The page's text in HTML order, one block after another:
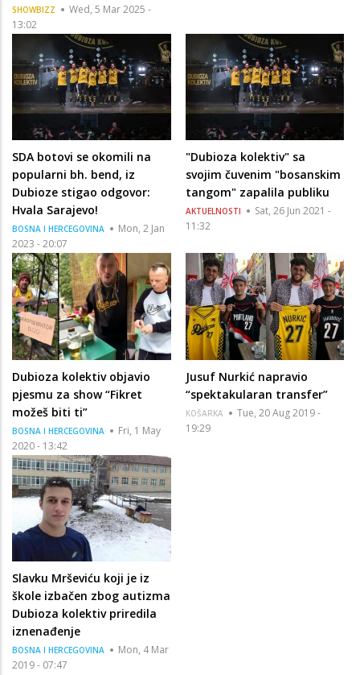
SHOWBIZZ
Wed, 5 Mar 2025 -
13:02
SDA botovi se okomili na
popularni bh. bend, iz
Dubioze stigao odgovor:
Hvala Sarajevo!
BOSNA I HERCEGOVINA
Mon, 2 Jan
2023 - 20:07
"Dubioza kolektiv" sa
svojim čuvenim "bosanskim
tangom" zapalila publiku
AKTUELNOSTI
Sat, 26 Jun 2021 -
11:32
Dubioza kolektiv objavio
pjesmu za show “Fikret
možeš biti ti”
BOSNA I HERCEGOVINA
Fri, 1 May
2020 - 13:42
Jusuf Nurkić napravio
“spektakularan transfer”
KOŠARKA
Tue, 20 Aug 2019 -
19:29
Slavku Mrševiću koji je iz
škole izbačen zbog autizma
Dubioza kolektiv priredila
iznenađenje
BOSNA I HERCEGOVINA
Mon, 4 Mar
2019 - 07:47